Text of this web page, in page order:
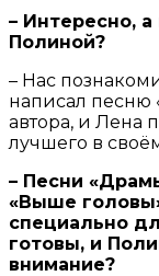
– Интересно,
Полиной?
– Нас
написал песню
автора, и Лена
лучшего в
– Песни
«Выше
специально
готовы, и
внимание?